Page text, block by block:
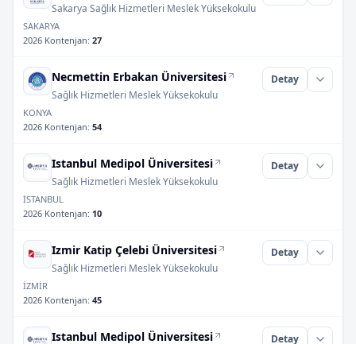
Sakarya Sağlık Hizmetleri Meslek Yüksekokulu
SAKARYA
2026 Kontenjan: 27
Necmettin Erbakan Üniversitesi
Sağlık Hizmetleri Meslek Yüksekokulu
Detay
KONYA
2026 Kontenjan: 54
Istanbul Medipol Üniversitesi
Sağlık Hizmetleri Meslek Yüksekokulu
Detay
İSTANBUL
2026 Kontenjan: 10
Izmir Katip Çelebi Üniversitesi
Sağlık Hizmetleri Meslek Yüksekokulu
Detay
İZMİR
2026 Kontenjan: 45
Istanbul Medipol Üniversitesi Detay